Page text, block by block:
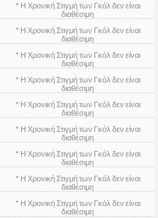
* Η Χρονική Στιγμή των Γκόλ δεν είναι
διαθέσιμη
* Η Χρονική Στιγμή των Γκόλ δεν είναι
διαθέσιμη
* Η Χρονική Στιγμή των Γκόλ δεν είναι
διαθέσιμη
* Η Χρονική Στιγμή των Γκόλ δεν είναι
διαθέσιμη
* Η Χρονική Στιγμή των Γκόλ δεν είναι
διαθέσιμη
* Η Χρονική Στιγμή των Γκόλ δεν είναι
διαθέσιμη
* Η Χρονική Στιγμή των Γκόλ δεν είναι
διαθέσιμη
* Η Χρονική Στιγμή των Γκόλ δεν είναι
διαθέσιμη
* Η Χρονική Στιγμή των Γκόλ δεν είναι
διαθέσιμη